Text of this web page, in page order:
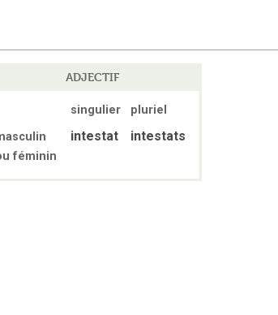
ADJECTIF
singulier
pluriel
féminin
intestat intestats